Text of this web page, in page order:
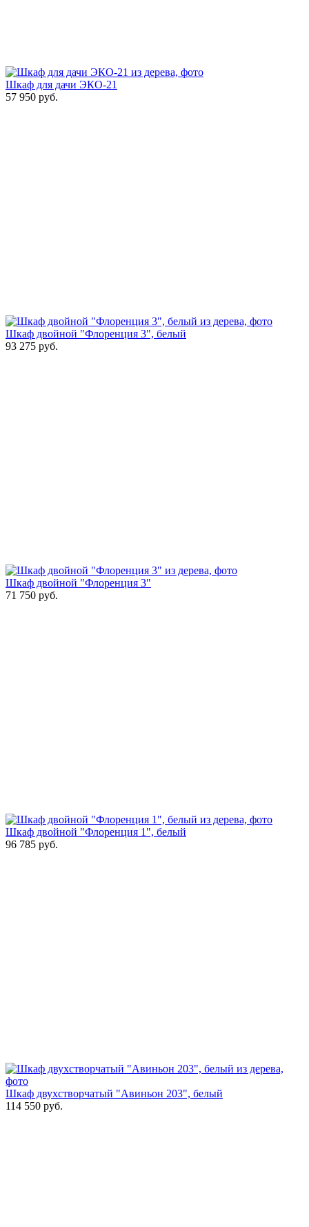
Шкаф для дачи ЭКО-21
57 950 руб.
Шкаф двойной "Флоренция 3", белый
93 275 руб.
Шкаф двойной "Флоренция 3"
71 750 руб.
Шкаф двойной "Флоренция 1", белый
96 785 руб.
Шкаф двухстворчатый "Авиньон 203", белый
114 550 руб.